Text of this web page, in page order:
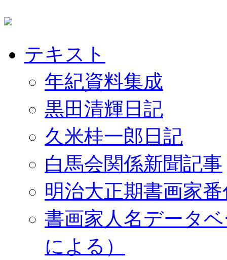
テキスト
年紀資料集成
黒田清輝日記
久米桂一郎日記
白馬会関係新聞記事
明治大正期書画家
書画家人名データ
による）